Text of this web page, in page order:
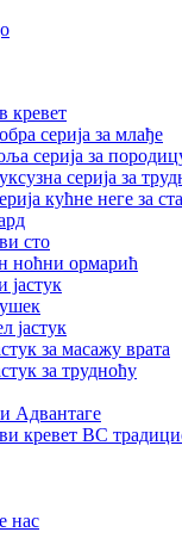
кревет
серија за млађе
серија за
серија за
кућне неге за
сто
ноћни ормарић
јастук
јастук
за масажу врата
за трудноћу
Адвантаге
кревет ВС
нас